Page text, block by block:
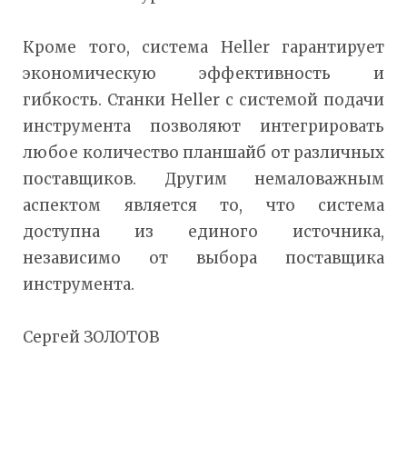
Кроме того, система Heller гарантирует
экономическую эффективность и
гибкость. Станки Heller с системой подачи
инструмента позволяют интегрировать
любое количество планшайб от различных
поставщиков. Другим немаловажным
аспектом является то, что система
доступна из единого источника,
независимо от выбора поставщика
инструмента.
Сергей ЗОЛОТОВ